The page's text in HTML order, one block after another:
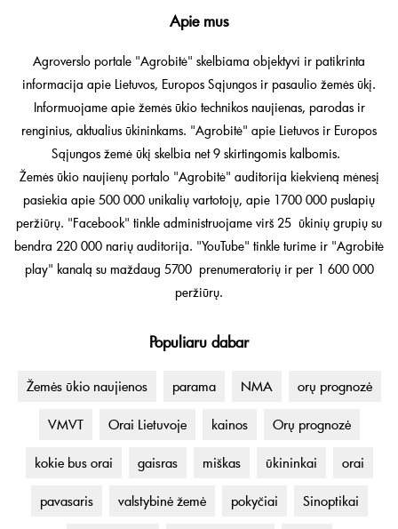
Apie mus
Agroverslo portale "Agrobitė" skelbiama objektyvi ir patikrinta
informacija apie Lietuvos, Europos Sąjungos ir pasaulio žemės ūkį.
Informuojame apie žemės ūkio technikos naujienas, parodas ir
renginius, aktualius ūkininkams. "Agrobitė" apie Lietuvos ir Europos
Sąjungos žemė ūkį skelbia net 9 skirtingomis kalbomis.
Žemės ūkio naujienų portalo "Agrobitė" auditorija kiekvieną mėnesį
pasiekia apie 500 000 unikalių vartotojų, apie 1700 000 puslapių
peržiūrų. "Facebook" tinkle administruojame virš 25 ūkinių grupių su
bendra 220 000 narių auditorija. "YouTube" tinkle turime ir "Agrobitė
play" kanalą su maždaug 5700 prenumeratorių ir per 1 600 000
peržiūrų.
Populiaru dabar
Žemės ūkio naujienos parama NMA orų prognozė
VMVT Orai Lietuvoje kainos Orų prognozė
kokie bus orai gaisras miškas ūkininkai orai
pavasaris valstybinė žemė pokyčiai Sinoptikai